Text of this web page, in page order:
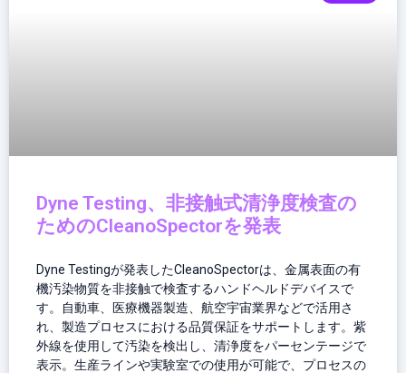
Dyne Testing、非接触式清浄度検査の
ためのCleanoSpectorを発表
Dyne Testingが発表したCleanoSpectorは、金属表面の有
機汚染物質を非接触で検査するハンドヘルドデバイスで
す。自動車、医療機器製造、航空宇宙業界などで活用さ
れ、製造プロセスにおける品質保証をサポートします。紫
外線を使用して汚染を検出し、清浄度をパーセンテージで
表示。生産ラインや実験室での使用が可能で、プロセスの